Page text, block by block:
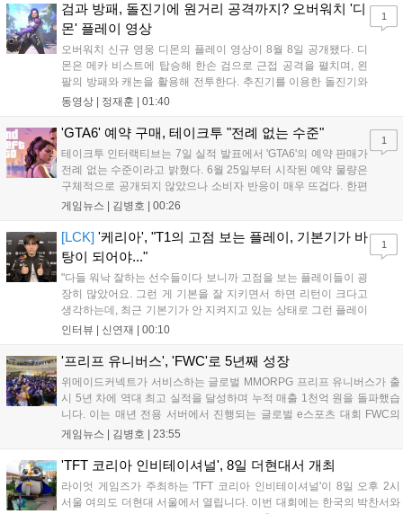
검과 방패, 돌진기에 원거리 공격까지? 오버워치 '디
몬' 플레이 영상
오버워치 신규 영웅 디몬의 플레이 영상이 8월 8일 공개됐다. 디
몬은 메카 비스트에 탑승해 한손 검으로 근접 공격을 펼치며, 왼
팔의 방패와 캐논을 활용해 전투한다. 추진기를 이용한 돌진기와
참격 형태의 궁극기를 보유했고, 메카 파괴 시 맨몸으로 기관총을
산의 영웅들 업데이트를 통해 정식 출시될 예정이다....
동영상 | 정재훈 01:40
1
'GTA6' 예약 구매, 테이크투 "전례 없는 수준"
테이크투 인터랙티브는 7일 실적 발표에서 'GTA6'의 예약 판매가
전례 없는 수준이라고 밝혔다. 6월 25일부터 시작된 예약 물량은
구체적으로 공개되지 않았으나 소비자 반응이 매우 뜨겁다. 한편
11월 19일 PS5와 Xbox 시리즈 X|S로 정식 출시될 예정이며, 록
상 'Grand Theft Auto VI: An Extended Look'을 최초 공개할 계획
이다....
게임뉴스 | 김병호 00:26
1
[LCK] '케리아', "T1의 고점 보는 플레이, 기본기가 바
탕이 되어야..."
"다들 워낙 잘하는 선수들이다 보니까 고점을 보는 플레이들이 굉
장히 많았어요. 그런 게 기본을 잘 지키면서 하면 리턴이 크다고
생각하는데, 최근 기본기가 안 지켜지고 있는 상태로 그런 플레이
를 추구하다 보니까 팀적으로 안 좋은 사고가 계속 많이 났던 것
LoL 챔피언스 코리아(LCK)'...
인터뷰 | 신연재 00:10
1
'프리프 유니버스', 'FWC'로 5년째 성장
위메이드커넥트가 서비스하는 글로벌 MMORPG 프리프 유니버스가 출
시 5년 차에 역대 최고 실적을 달성하며 누적 매출 1천억 원을 돌파했습
니다. 이는 매년 전용 서버에서 진행되는 글로벌 e스포츠 대회 FWC의
영향이 큽니다. FWC는 이용자가 동일한 조건에서 시즌을 함께 즐기는
대폭 상승하는 성과를 냈습니다. 오는 10월 필리핀 마닐라에서 총상금
11만 달러 규모의 제4회 FWC 그랜드 파이널이 개최될 예정이며, 위메
이드커넥트는 이를 통해 커뮤니티 중심의 장기 성장 모델을 지속할 방침
게임뉴스 | 김병호 23:55
'TFT 코리아 인비테이셔널', 8일 더현대서 개최
라이엇 게임즈가 주최하는 'TFT 코리아 인비테이셔널'이 8일 오후 2시
서울 여의도 더현대 서울에서 열립니다. 이번 대회에는 한국의 박찬서와